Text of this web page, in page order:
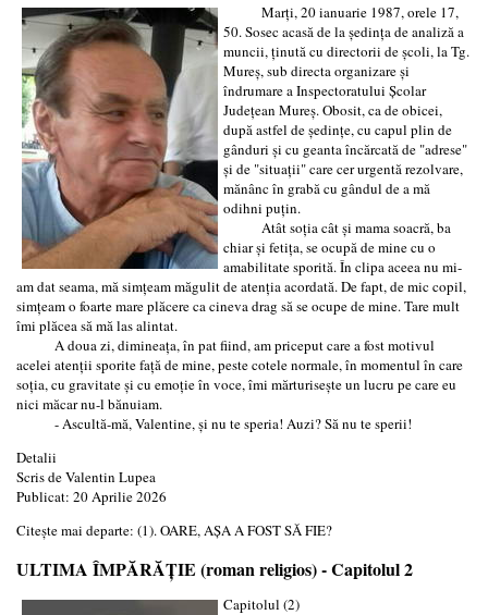
Marți, 20 ianuarie 1987, orele 17,
50. Sosec acasă de la ședința de analiză a
muncii, ținută cu directorii de școli, la Tg.
Mureș, sub directa organizare și
îndrumare a Inspectoratului Școlar
Județean Mureș. Obosit, ca de obicei,
după astfel de ședințe, cu capul plin de
gânduri și cu geanta încărcată de "adrese"
și de "situații" care cer urgentă rezolvare,
mănânc în grabă cu gândul de a mă
odihni puțin.
Atât soția cât și mama soacră, ba
chiar și fetița, se ocupă de mine cu o
amabilitate sporită. În clipa aceea nu mi-
am dat seama, mă simțeam măgulit de atenția acordată. De fapt, de mic copil,
simțeam o foarte mare plăcere ca cineva drag să se ocupe de mine. Tare mult
îmi plăcea să mă las alintat.
A doua zi, dimineața, în pat fiind, am priceput care a fost motivul
acelei atenții sporite față de mine, peste cotele normale, în momentul în care
soția, cu gravitate și cu emoție în voce, îmi mărturisește un lucru pe care eu
nici măcar nu-l bănuiam.
- Ascultă-mă, Valentine, și nu te speria! Auzi? Să nu te sperii!
Detalii
Scris deValentin Lupea
Publicat: 20 Aprilie 2026
Citește mai departe: (1). OARE, AȘA A FOST SĂ FIE?
ULTIMA ÎMPĂRĂȚIE (roman religios) - Capitolul 2
Capitolul (2)